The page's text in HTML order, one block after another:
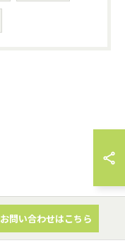
お問い合わせはこちら